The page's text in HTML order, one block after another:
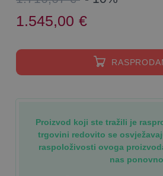
1.545,00 €
Proizvod koji ste tražili je
trgovini redovito se
raspoloživosti ovoga
nas